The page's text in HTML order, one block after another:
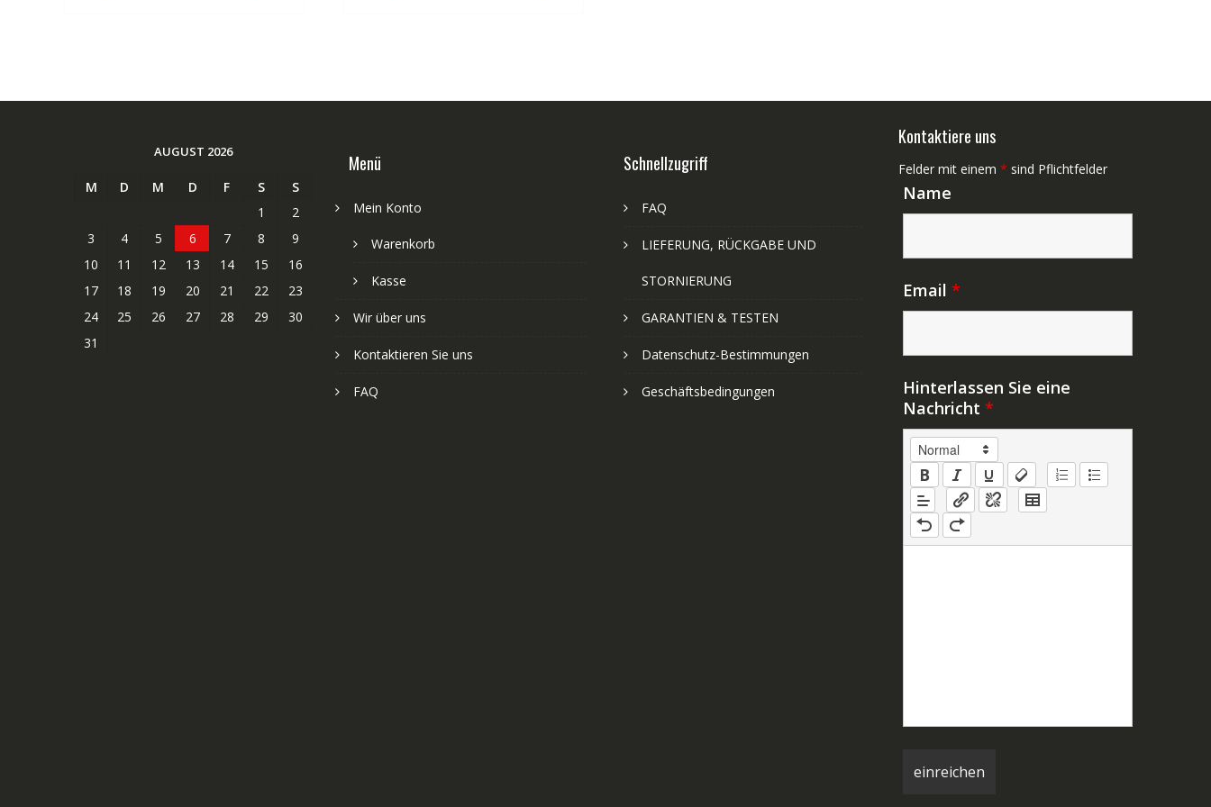
AUGUST 2026
M D M D F S
S
1
2
3
4 5 6 7 8
9
10
11 12 13 14 15
16
17
18 19 20 21 22
23
24
25 26 27 28 29
30
31
Menü
Mein Konto
Warenkorb
Kasse
Wir über uns
Kontaktieren Sie uns
FAQ
Schnellzugriff
FAQ
LIEFERUNG, RÜCKGABE UND
STORNIERUNG
GARANTIEN & TESTEN
Datenschutz-Bestimmungen
Geschäftsbedingungen
Kontaktiere uns
Felder mit einem * sind Pflichtfelder
Name
Email *
Hinterlassen Sie eine
Nachricht *